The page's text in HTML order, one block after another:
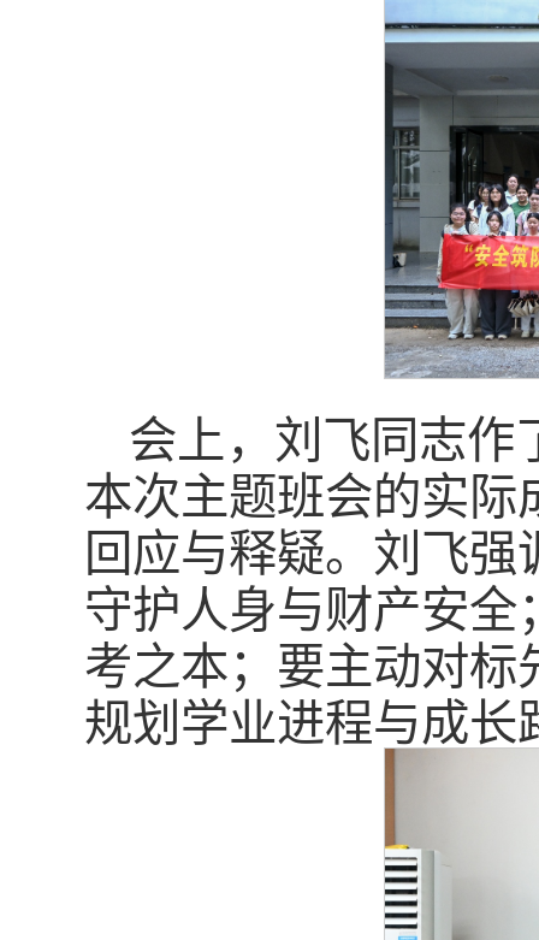
会上，刘飞同志作
本次主题班会的实
回应与释疑。刘飞
守护人身与财产安
考之本；要主动对
规划学业进程与成长